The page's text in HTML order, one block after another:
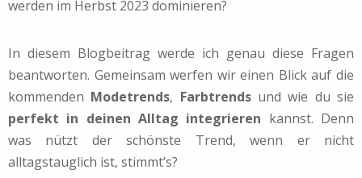
werden im Herbst 2023 dominieren?
In diesem Blogbeitrag werde ich genau diese Fragen
beantworten. Gemeinsam werfen wir einen Blick auf die
kommenden Modetrends, Farbtrendsund wie du sie
perfekt in deinen Alltag integrieren kannst. Denn
was nützt der schönste Trend, wenn er nicht
alltagstauglich ist, stimmt’s?